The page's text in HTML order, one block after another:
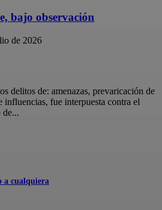
bajo observación
de 2026
delitos de: amenazas, prevaricación de
influencias, fue interpuesta contra el
de...
a cualquiera